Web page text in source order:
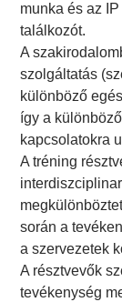
munka és az
találkozót.
A
szolgáltatás
különböző
így a
kapcsolatokra
A tréning
során a
a szervezetek
A résztvevők
tevékenység